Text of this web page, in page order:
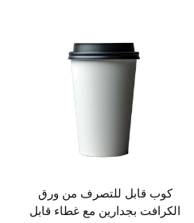
كوب قابل للتصرف من ورق
الكرافت بجدارين مع غطاء قابل